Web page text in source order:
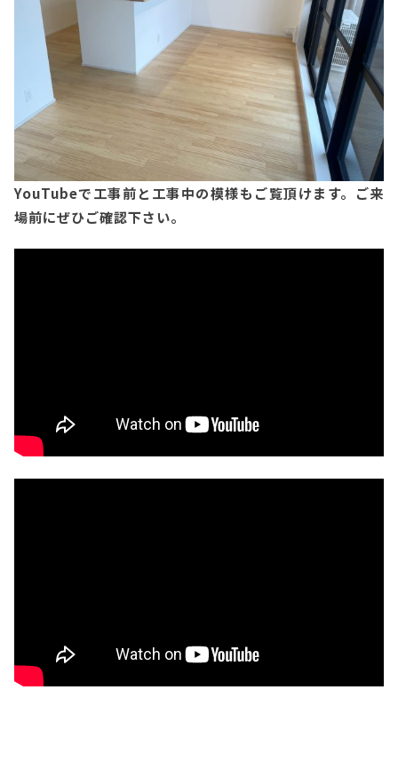
YouTubeで工事前と工事中の模様もご覧頂けます。ご来
場前にぜひご確認下さい。